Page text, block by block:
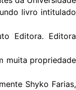
livro intitulado
Editora. Editora
muita propriedade
Shyko Farias,